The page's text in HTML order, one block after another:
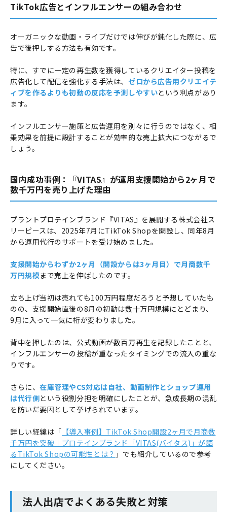
TikTok広告とインフルエンサーの組み合わせ
オーガニックな動画・ライブだけでは伸びが鈍化した際に、広
告で後押しする方法も有効です。
特に、すでに一定の再生数を獲得しているクリエイター投稿を
広告化して配信を強化する手法は、 ゼロから広告用クリエイテ
ィブを作るよりも初動の反応を予測しやすいという利点があり
ます。
インフルエンサー施策と広告運用を別々に行うのではなく、相
乗効果を前提に設計することが効率的な売上拡大につながるで
しょう。
国内成功事例：『VITAS』が運用支援開始から2ヶ月で
数千万円を売り上げた理由
プラントプロテインブランド『VITAS』を展開する株式会社ス
リーピースは、2025年7月にTikTok Shopを開設し、同年8月
から運用代行のサポートを受け始めました。
支援開始からわずか2ヶ月（開設からは3ヶ月目）で月商数千
万円規模まで売上を伸ばしたのです。
立ち上げ当初は売れても100万円程度だろうと予想していたも
のの、支援開始直後の8月の初動は数十万円規模にとどまり、
9月に入って一気に桁が変わりました。
背中を押したのは、公式動画が数百万再生を記録したことと、
インフルエンサーの投稿が重なったタイミングでの流入の重な
りです。
さらに、在庫管理やCS対応は自社、動画制作とショップ運用
は代行側という役割分担を明確にしたことが、急成長期の混乱
を防いだ要因として挙げられています。
詳しい経緯は「 【導入事例】TikTok Shop開設2ヶ月で月商数
千万円を突破｜プロテインブランド「VITAS(バイタス)」が語
るTikTok Shopの可能性とは？ 」でも紹介しているので参考
にしてください。
法人出店でよくある失敗と対策